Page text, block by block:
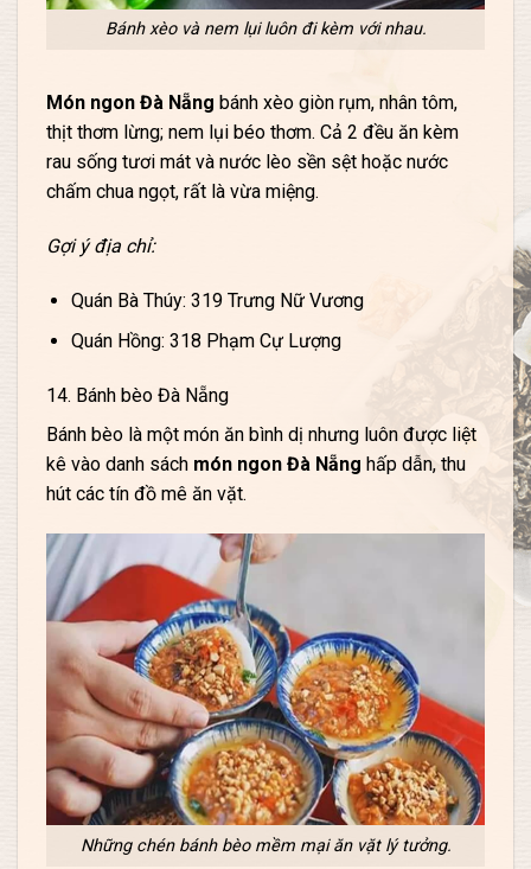
Bánh xèo và nem lụi luôn đi kèm với nhau.
Món ngon Đà Nẵng bánh xèo giòn rụm, nhân tôm,
thịt thơm lừng; nem lụi béo thơm. Cả 2 đều ăn kèm
rau sống tươi mát và nước lèo sền sệt hoặc nước
chấm chua ngọt, rất là vừa miệng.
Gợi ý địa chỉ:
Quán Bà Thúy: 319 Trưng Nữ Vương
Quán Hồng: 318 Phạm Cự Lượng
14. Bánh bèo Đà Nẵng
Bánh bèo là một món ăn bình dị nhưng luôn được liệt
kê vào danh sách món ngon Đà Nẵng hấp dẫn, thu
hút các tín đồ mê ăn vặt.
Những chén bánh bèo mềm mại ăn vặt lý tưởng.